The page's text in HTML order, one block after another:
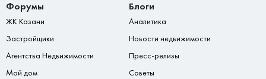
Форумы
ЖК Казани
Застройщики
Агентства Недвижимости
Мой дом
Блоги
Аналитика
Новости недвижимости
Пресс-релизы
Советы